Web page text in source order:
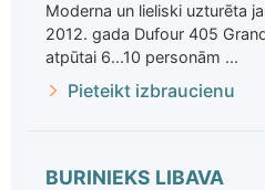
Moderna un lieliski uzturēta
2012. gada Dufour 405
atpūtai 6...10 personām ...
Pieteikt izbraucienu
BURINIEKS LIBAVA